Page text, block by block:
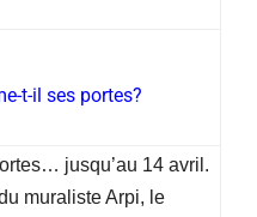
t-il ses portes?
jusqu’au 14 avril.
muraliste Arpi, le